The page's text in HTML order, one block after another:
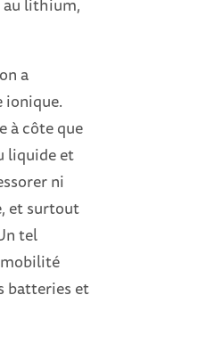
a
ionique.
à côte que
liquide et
ni
et surtout
tel
mobilité
batteries et